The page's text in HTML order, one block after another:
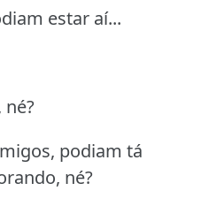
estar aí...
podiam tá
né?